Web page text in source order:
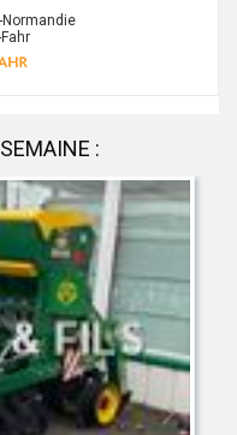
Normandie
: